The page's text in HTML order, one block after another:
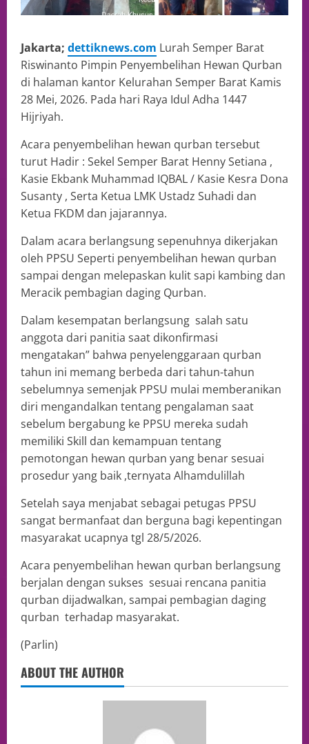
Jakarta; dettiknews.com Lurah Semper Barat
Riswinanto Pimpin Penyembelihan Hewan Qurban
di halaman kantor Kelurahan Semper Barat Kamis
28 Mei, 2026. Pada hari Raya Idul Adha 1447
Hijriyah.
Acara penyembelihan hewan qurban tersebut
turut Hadir : Sekel Semper Barat Henny Setiana ,
Kasie Ekbank Muhammad IQBAL / Kasie Kesra Dona
Susanty , Serta Ketua LMK Ustadz Suhadi dan
Ketua FKDM dan jajarannya.
Dalam acara berlangsung sepenuhnya dikerjakan
oleh PPSU Seperti penyembelihan hewan qurban
sampai dengan melepaskan kulit sapi kambing dan
Meracik pembagian daging Qurban.
Dalam kesempatan berlangsung salah satu
anggota dari panitia saat dikonfirmasi
mengatakan” bahwa penyelenggaraan qurban
tahun ini memang berbeda dari tahun-tahun
sebelumnya semenjak PPSU mulai memberanikan
diri mengandalkan tentang pengalaman saat
sebelum bergabung ke PPSU mereka sudah
memiliki Skill dan kemampuan tentang
pemotongan hewan qurban yang benar sesuai
prosedur yang baik ,ternyata Alhamdulillah
Setelah saya menjabat sebagai petugas PPSU
sangat bermanfaat dan berguna bagi kepentingan
masyarakat ucapnya tgl 28/5/2026.
Acara penyembelihan hewan qurban berlangsung
berjalan dengan sukses sesuai rencana panitia
qurban dijadwalkan, sampai pembagian daging
qurban terhadap masyarakat.
(Parlin)
ABOUT THE AUTHOR